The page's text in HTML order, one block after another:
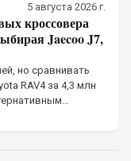
5 августа 2026 г.
кроссовера
Jaecoo J7,
но сравнивать
RAV4 за 4,3 млн
Chery Tiggo 7L